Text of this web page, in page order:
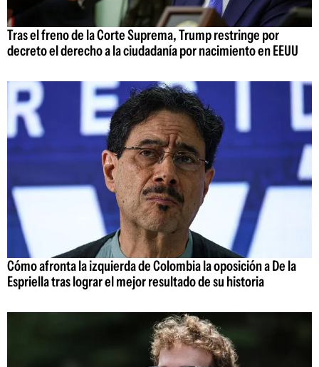
Tras el freno de la Corte Suprema, Trump restringe por
decreto el derecho a la ciudadanía por nacimiento en EEUU
Cómo afronta la izquierda de Colombia la oposición a De la
Espriella tras lograr el mejor resultado de su historia